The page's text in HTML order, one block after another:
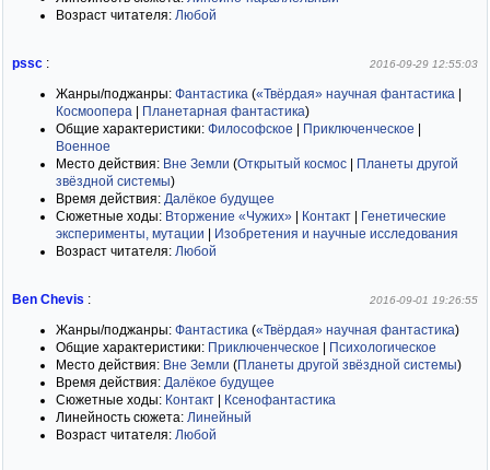
Возраст читателя: Любой
pssc : 2016-09-29 12:55:03
Жанры/поджанры: Фантастика («Твёрдая» научная фантастика
Космоопера
Планетарная фантастика)
Общие характеристики: Философское Приключенческое
Военное
Место действия: Вне Земли (Открытый космос
Планеты другой
звёздной системы)
Время действия: Далёкое будущее
Сюжетные ходы: Вторжение «Чужих» Контакт
Генетические
эксперименты, мутации
Изобретения и научные исследования
Возраст читателя: Любой
Ben Chevis : 2016-09-01 19:26:55
Жанры/поджанры: Фантастика («Твёрдая» научная фантастика)
Общие характеристики: Приключенческое
Психологическое
Место действия: Вне Земли (Планеты другой звёздной системы)
Время действия: Далёкое будущее
Сюжетные ходы: Контакт
Ксенофантастика
Линейность сюжета: Линейный
Возраст читателя: Любой